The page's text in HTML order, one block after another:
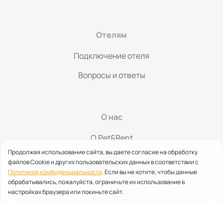
Отелям
Подключение отеля
Вопросы и ответы
О нас
O Pet&Rent
Контакты
Партнерство
Помощь
Продолжая использование сайта, вы даете согласие на обработку
файлов Cookie и других пользовательских данных в соответствии с
Политикой конфиденциальности. Если вы не хотите, чтобы данные
обрабатывались, пожалуйста, ограничьте их использование в
настройках браузера или покиньте сайт.